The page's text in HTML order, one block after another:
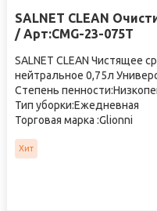
SALNET CLEAN
/ Арт:CMG-23-075T
SALNET CLEAN Чистящее
нейтральное 0,75л
Степень
Тип уборки:Ежедневная
Торговая марка :Glionni
Хит